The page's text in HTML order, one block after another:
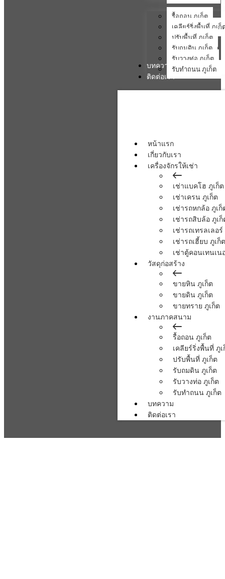
รื้อถอน ภูเก็ต
เคลียร์ริ่งพื้นที่ ภูเก็
ปรับพื้นที่ ภูเก็ต
รับถมดิน ภูเก็ต
รับวางท่อ ภูเก็ต
รับทำถนน ภูเก็ต
บทความ
ติดต่อเรา
หน้าแรก
เกี่ยวกับเรา
เครื่องจักรให้เช่า
เช่าแบคโฮ ภูเก็ต
เช่าเครน ภูเก็ต
เช่ารถหกล้อ ภูเก็
เช่ารถสิบล้อ ภูเ
เช่ารถเทรลเลอ
เช่ารถเฮี้ยบ ภูเก็ต
เช่าตู้คอนเทนเน
วัสดุก่อสร้าง
ขายหิน ภูเก็ต
ขายดิน ภูเก็ต
ขายทราย ภูเก็ต
งานภาคสนาม
รื้อถอน ภูเก็ต
เคลียร์ริ่งพื้นที่ ภู
ปรับพื้นที่ ภูเก็ต
รับถมดิน ภูเก็ต
รับวางท่อ ภูเก็ต
รับทำถนน ภูเก็ต
บทความ
ติดต่อเรา